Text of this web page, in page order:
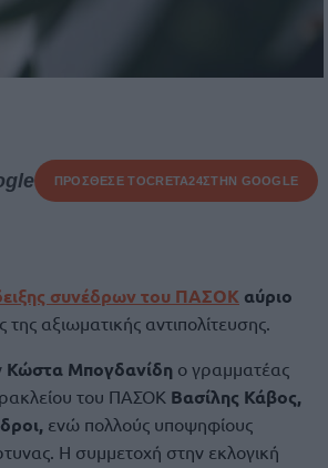
ΠΡΟΣΘΕΣΕ ΤΟCRETA24ΣΤΗΝ GOOGLE
συνέδρων του ΠΑΣΟΚ αύριο
αξιωματικής αντιπολίτευσης.
Κώστα Μπογδανίδη ο γραμματέας
του ΠΑΣΟΚ Βασίλης Κάβος,
ενώ πολλούς υποψηφίους
Η συμμετοχή στην εκλογική